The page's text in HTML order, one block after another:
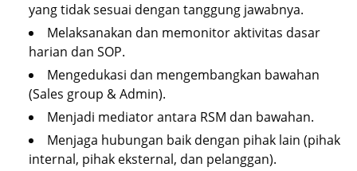
yang tidak sesuai dengan tanggung jawabnya.
Melaksanakan dan memonitor aktivitas dasar
harian dan SOP.
Mengedukasi dan mengembangkan bawahan
(Sales group & Admin).
Menjadi mediator antara RSM dan bawahan.
Menjaga hubungan baik dengan pihak lain (pihak
internal, pihak eksternal, dan pelanggan).